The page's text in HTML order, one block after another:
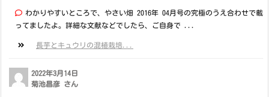
わかりやすいところで、やさい畑 2016年 04月号の究極のうえ合わせで載
ってましたよ。詳細な文献などでしたら、ご自身で ...
長芋とキュウリの混植栽培...
2022年3月14日
菊池昌彦 さん